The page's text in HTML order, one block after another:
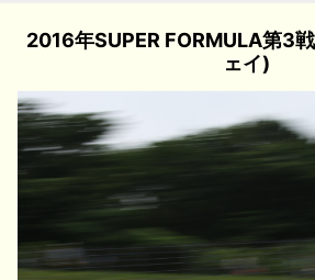
2016年SUPER FORMULA第3
ェイ)